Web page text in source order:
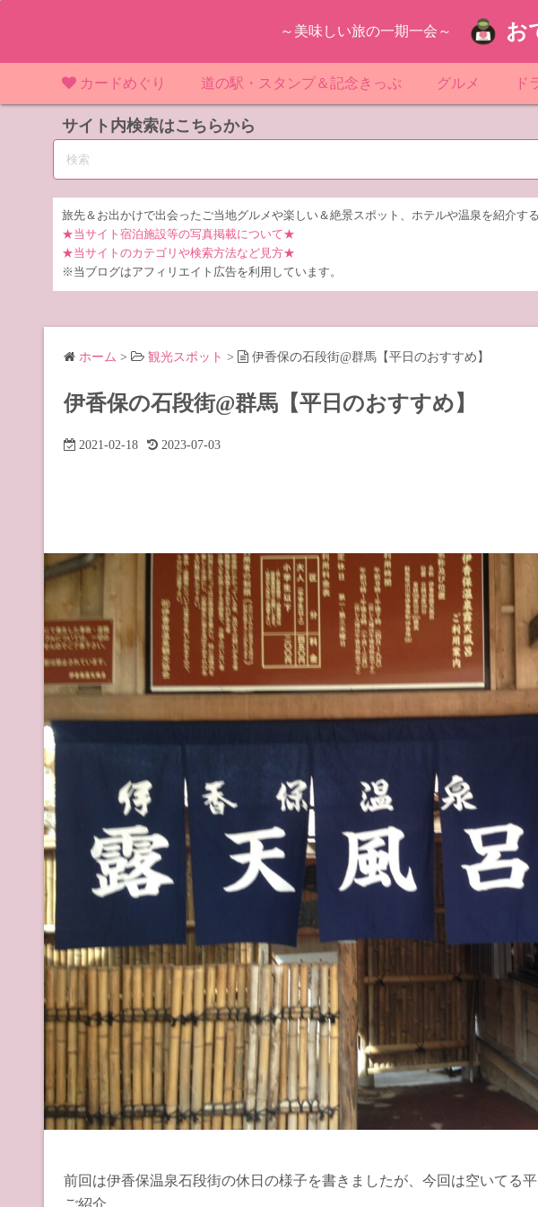
ツ
～美味しい旅の一期一会～ お
カードめぐり
マンホールカード マンホールカード（関東）
埼玉県のマンホール
茨城県のマンホール
栃木県のマンホール
マンホールカード（東北） 宮城県のマンホール
マンホールカード（中部）
IKEカード
KAWAカード
橋カード
ダムカード
LOGetカード
道の駅・スタンプ＆記念きっぷ
道の駅（関東）
道の駅 埼玉
道の駅 茨城
道の駅 群馬
道の駅 山梨
道の駅 静岡
道の駅（東北） 道の駅 宮城
道の駅（北陸）
グルメ ド
サイト内検索はこちらから
旅先＆お出かけで出会ったご当地グルメや楽しい＆絶景スポット、ホテルや温泉を紹介す
★当サイト宿泊施設等の写真掲載について★
★当サイトのカテゴリや検索方法など見方★
※当ブログはアフィリエイト広告を利用しています。
ホーム > 観光スポット > 伊香保の石段街@群馬【平日のおすすめ】
伊香保の石段街@群馬【平日のおすすめ】
2021-02-18 2023-07-03
前回は伊香保温泉石段街の休日の様子を書きましたが、今回は空いてる
ご紹介。